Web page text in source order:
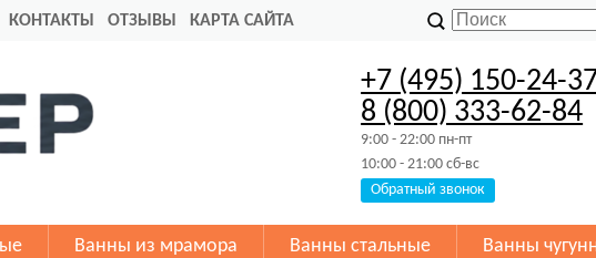
КОНТАКТЫ ОТЗЫВЫ КАРТА САЙТА
+7 (495) 150-24-37
8 (800) 333-62-84
9:00 - 22:00 пн-пт
10:00 - 21:00 сб-вс
Обратный звонок
Ванны из мрамора Ванны стальные Ванны